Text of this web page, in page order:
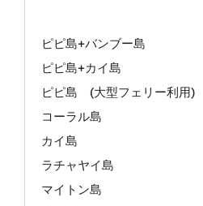
ピピ島+バンブー島
ピピ島+カイ島
ピピ島 (大型フェリー利用)
コーラル島
カイ島
ラチャヤイ島
マイトン島